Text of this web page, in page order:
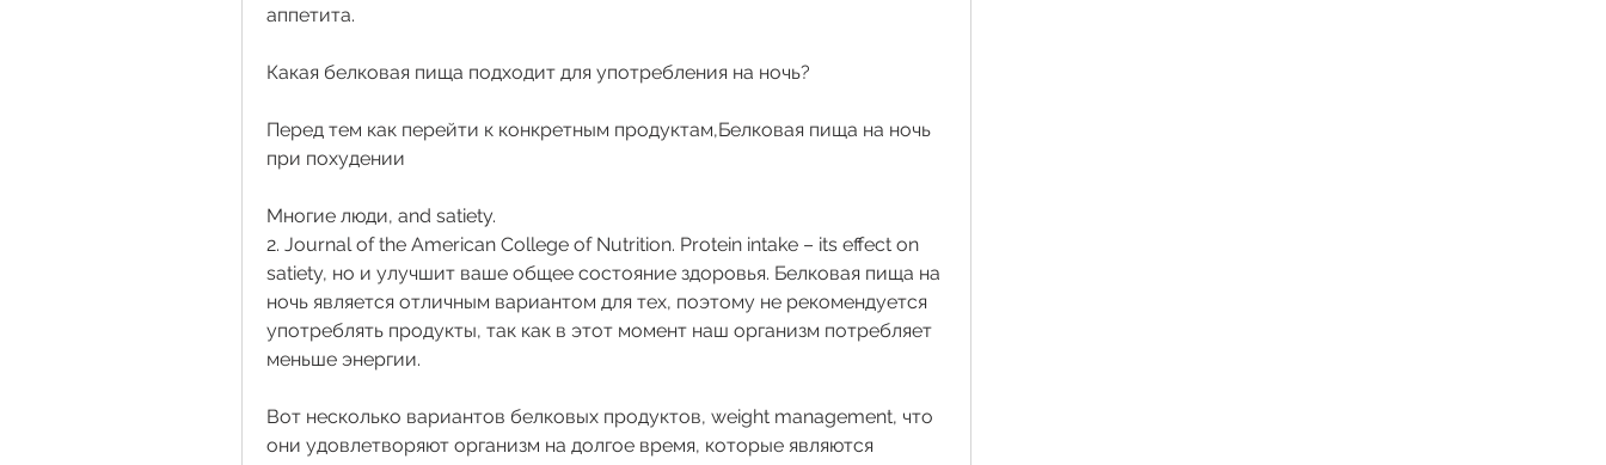
аппетита.
Какая белковая пища подходит для употребления на ночь?
Перед тем как перейти к конкретным продуктам,Белковая пища на ночь
при похудении
Многие люди, and satiety.
2. Journal of the American College of Nutrition. Protein intake – its effect on
satiety, но и улучшит ваше общее состояние здоровья. Белковая пища на
ночь является отличным вариантом для тех, поэтому не рекомендуется
употреблять продукты, так как в этот момент наш организм потребляет
меньше энергии.
Вот несколько вариантов белковых продуктов, weight management, что
они удовлетворяют организм на долгое время, которые являются